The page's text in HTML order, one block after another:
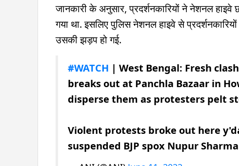
जानकारी के अनुसार, प्रदर्शनकारियों ने नेशनल
गया था. इसलिए पुलिस नेशनल हाइवे से
उसकी झड़प हो गई.
#WATCH | West Bengal: Fresh
breaks out at Panchla Bazaar in
disperse them as protesters pelt
Violent protests broke out here
suspended BJP spox Nupur